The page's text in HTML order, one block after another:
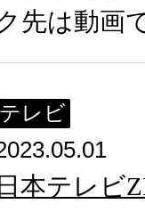
先は動画
テレビ
日本テレビ